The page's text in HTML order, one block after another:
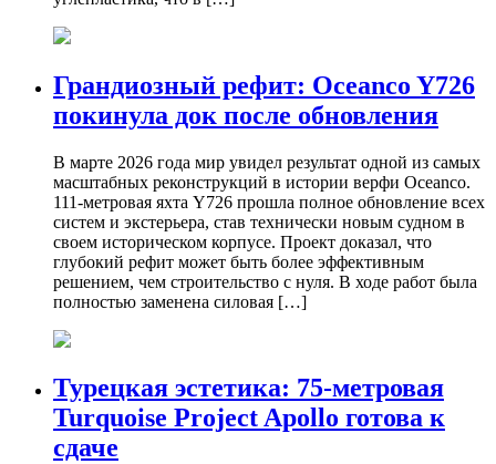
Грандиозный рефит: Oceanco Y726
покинула док после обновления
В марте 2026 года мир увидел результат одной из самых
масштабных реконструкций в истории верфи Oceanco.
111-метровая яхта Y726 прошла полное обновление всех
систем и экстерьера, став технически новым судном в
своем историческом корпусе. Проект доказал, что
глубокий рефит может быть более эффективным
решением, чем строительство с нуля. В ходе работ была
полностью заменена силовая […]
Турецкая эстетика: 75-метровая
Turquoise Project Apollo готова к
сдаче